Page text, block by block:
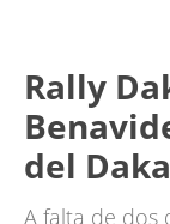
Rally
del
A falta de dos